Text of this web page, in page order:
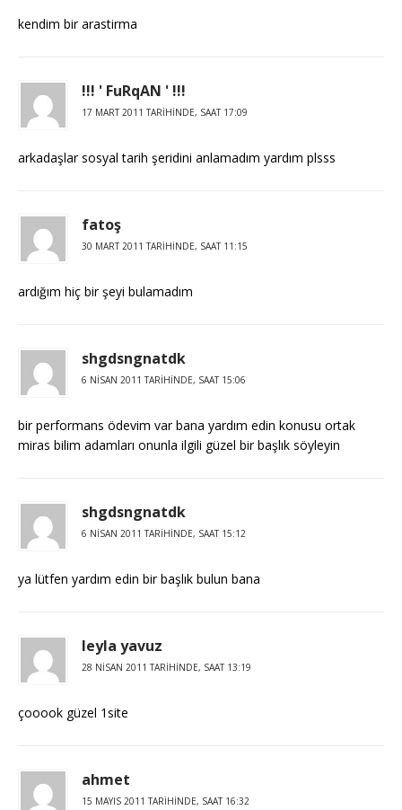
kendim bir arastirma
!!! ' FuRqAN ' !!!
17 MART 2011 TARIHINDE, SAAT 17:09
arkadaşlar sosyal tarih şeridini anlamadım yardım plsss
fatoş
30 MART 2011 TARIHINDE, SAAT 11:15
ardığım hiç bir şeyi bulamadım
shgdsngnatdk
6 NISAN 2011 TARIHINDE, SAAT 15:06
bir performans ödevim var bana yardım edin konusu ortak
miras bilim adamları onunla ilgili güzel bir başlık söyleyin
shgdsngnatdk
6 NISAN 2011 TARIHINDE, SAAT 15:12
ya lütfen yardım edin bir başlık bulun bana
leyla yavuz
28 NISAN 2011 TARIHINDE, SAAT 13:19
çooook güzel 1site
ahmet
15 MAYIS 2011 TARIHINDE, SAAT 16:32